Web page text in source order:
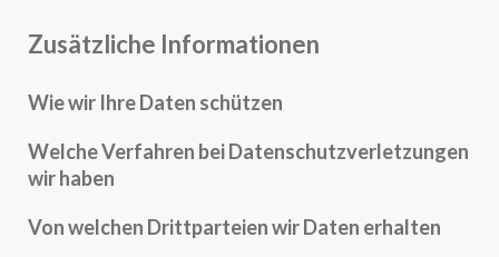
Zusätzliche Informationen
Wie wir Ihre Daten schützen
Welche Verfahren bei Datenschutzverletzungen
wir haben
Von welchen Drittparteien wir Daten erhalten